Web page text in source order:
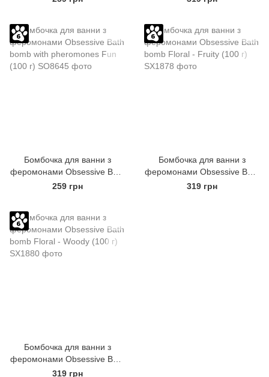
Бомбочка для ванни з
феромонами Obsessive Bath
bomb with pheromones Fun
259 грн
Бомбочка для ванни з
феромонами Obsessive Bath
bomb Floral - Fruity (100 г)
319 грн
Бомбочка для ванни з
феромонами Obsessive Bath
bomb Floral - Woody (100 г)
319 грн